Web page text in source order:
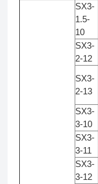
SX3-
1.5-
10
SX3-
2-12
SX3-
2-13
SX3-
3-10
SX3-
3-11
SX3-
3-12